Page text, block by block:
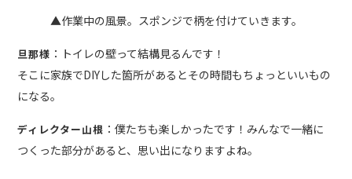
▲作業中の風景。スポンジで柄を付けていきます。
旦那様 ：トイレの壁って結構見るんです！
そこに家族でDIYした箇所があるとその時間もちょっといいもの
になる。
ディレクター山根 ：僕たちも楽しかったです！みんなで一緒に
つくった部分があると、思い出になりますよね。